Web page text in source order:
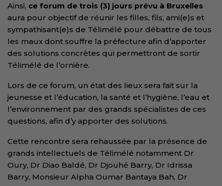
Ainsi, ce forum de trois (3) jours prévu à Bruxelles
aura pour objectif de réunir les filles, fils, ami(e)s et
sympathisant(e)s de Télimélé pour débattre de tous
les maux dont souffre la préfecture afin d’apporter
des solutions concrètes qui permettront de sortir
Télimélé de l’ornière.
Lors de ce forum, un état des lieux sera fait sur la
jeunesse et l’éducation, la santé et l’hygiène, l’eau et
l’environnement par des grands spécialistes de ces
questions, afin d’y apporter des solutions.
Cette rencontre sera rehaussée par la présence de
grands intellectuels de Télimélé notamment Dr
Oury, Dr Diao Baldé, Dr Djouhé Barry, Dr Idrissa
Barry, Monsieur Alpha Oumar Bantaya Bah, Dr